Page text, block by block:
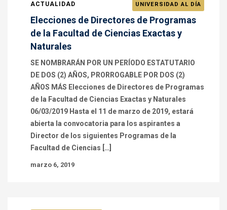
ACTUALIDAD UNIVERSIDAD AL DÍA
Elecciones de Directores de Programas
de la Facultad de Ciencias Exactas y
Naturales
SE NOMBRARÁN POR UN PERÍODO ESTATUTARIO
DE DOS (2) AÑOS, PRORROGABLE POR DOS (2)
AÑOS MÁS Elecciones de Directores de Programas
de la Facultad de Ciencias Exactas y Naturales
06/03/2019 Hasta el 11 de marzo de 2019, estará
abierta la convocatoria para los aspirantes a
Director de los siguientes Programas de la
Facultad de Ciencias […]
marzo 6, 2019